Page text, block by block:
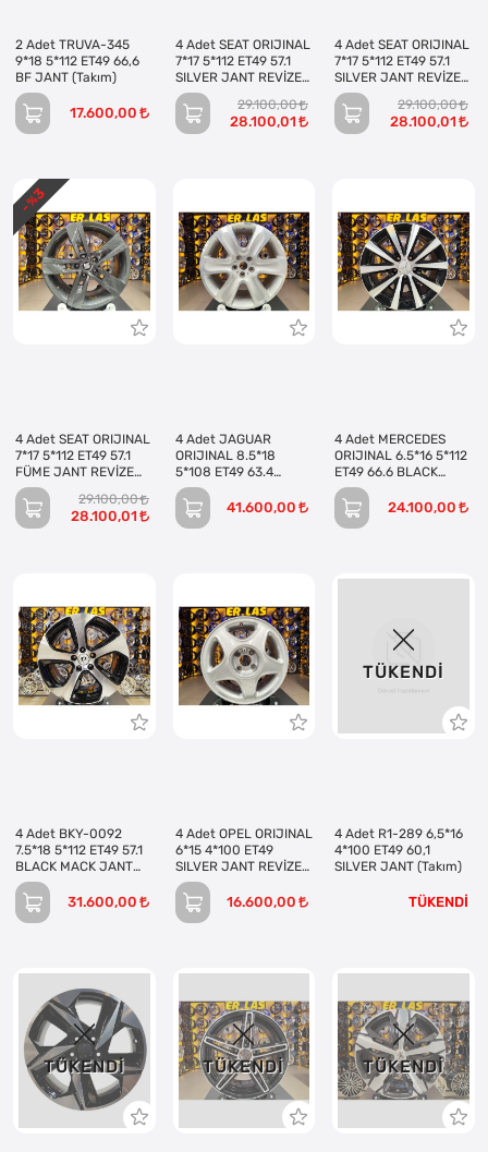
2 Adet TRUVA-345
9*18 5*112 ET49 66,6
BF JANT (Takım)
17.600,00
4 Adet SEAT ORIJINAL
7*17 5*112 ET49 57.1
SILVER JANT REVİZE
EDİLMİŞ (Takım)
29.100,00
28.100,01
4 Adet SEAT ORIJINAL
7*17 5*112 ET49 57.1
SILVER JANT REVİZE
EDİLMİŞ (Takım)
29.100,00
28.100,01
4 Adet SEAT ORIJINAL
7*17 5*112 ET49 57.1
FÜME JANT REVİZE
EDİLMİŞ (Takım)
29.100,00
28.100,01
- %
3
4 Adet JAGUAR
ORIJINAL 8.5*18
5*108 ET49 63.4
SILVER JANT REVİZE
EDİLMİŞ (Takım)
41.600,00
4 Adet MERCEDES
ORIJINAL 6.5*16 5*112
ET49 66.6 BLACK
MACK JANT REVİZE
EDİLMİŞ (Takım)
24.100,00
4 Adet BKY-0092
7.5*18 5*112 ET49 57.1
BLACK MACK JANT
(Takım)
31.600,00
4 Adet OPEL ORIJINAL
6*15 4*100 ET49
SILVER JANT REVİZE
EDİLMİŞ (Takım)
16.600,00
TÜKENDI
4 Adet R1-289 6,5*16
4*100 ET49 60,1
SILVER JANT (Takım)
TÜKENDİ
TÜKENDI TÜKENDI TÜKENDI